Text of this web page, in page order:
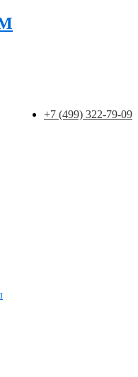
+7 (499) 322-79-09